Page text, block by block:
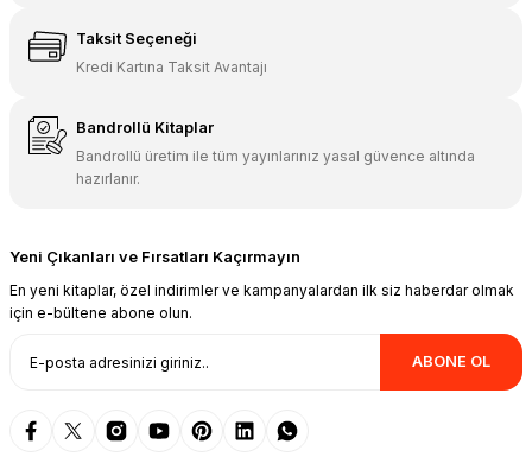
Sepete Ekle
Pegem Yayınları
Pegem Akademi LGS Fen Bilimleri Tamamı Çözümlü Soru Bankası
Pegem Akademi LGS Din Kültürü ve Ahlak Bilgisi Ders İşleme Föyü
123,00 TL
Taksit Seçeneği
Kredi Kartına Taksit Avantajı
Bandrollü Kitaplar
Bandrollü üretim ile tüm yayınlarınız yasal güvence altında
hazırlanır.
Yeni Çıkanları ve Fırsatları Kaçırmayın
En yeni kitaplar, özel indirimler ve kampanyalardan ilk siz haberdar olmak
için e-bültene abone olun.
ABONE OL